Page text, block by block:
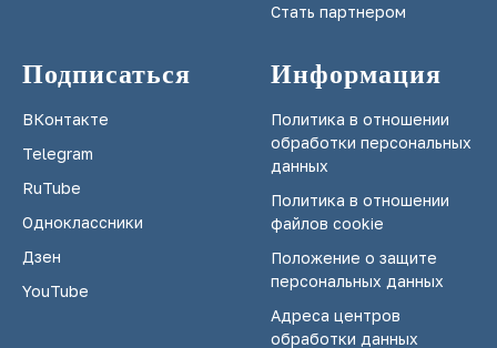
Стать партнером
Подписаться
ВКонтакте
Telegram
RuTube
Одноклассники
Дзен
YouTube
Информация
Политика в отношении
обработки персональных
данных
Политика в отношении
файлов cookie
Положение о защите
персональных данных
Адреса центров
обработки данных